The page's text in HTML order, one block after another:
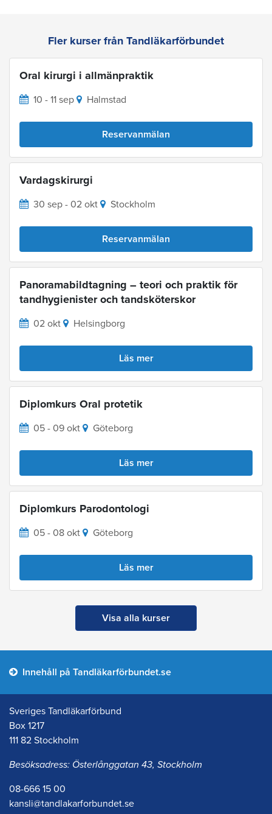
Fler kurser från Tandläkarförbundet
Oral kirurgi i allmänpraktik
10 - 11 sep Halmstad
Reservanmälan
Vardagskirurgi
30 sep - 02 okt Stockholm
Reservanmälan
Panoramabildtagning – teori och praktik för
tandhygienister och tandsköterskor
02 okt Helsingborg
Läs mer
Diplomkurs Oral protetik
05 - 09 okt Göteborg
Läs mer
Diplomkurs Parodontologi
05 - 08 okt Göteborg
Läs mer
Visa alla kurser
Innehåll på Tandläkarförbundet.se
Sveriges Tandläkarförbund
Box 1217
111 82 Stockholm
Besöksadress: Österlånggatan 43, Stockholm
08-666 15 00
kansli@tandlakarforbundet.se